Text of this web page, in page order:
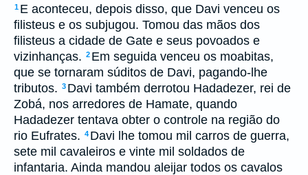
1 E aconteceu, depois disso, que Davi venceu os
filisteus e os subjugou. Tomou das mãos dos
filisteus a cidade de Gate e seus povoados e
vizinhanças. 2 Em seguida venceu os moabitas,
que se tornaram súditos de Davi, pagando-lhe
tributos. 3 Davi também derrotou Hadadezer, rei de
Zobá, nos arredores de Hamate, quando
Hadadezer tentava obter o controle na região do
rio Eufrates. 4 Davi lhe tomou mil carros de guerra,
sete mil cavaleiros e vinte mil soldados de
infantaria. Ainda mandou aleijar todos os cavalos